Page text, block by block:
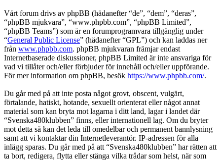
Vårt forum drivs av phpBB (hädanefter “de”, “dem”, “deras”,
“phpBB mjukvara”, “www.phpbb.com”, “phpBB Limited”,
“phpBB Teams”) som är en forumprogramvara tillgänglig under
“General Public License” (hädanefter “GPL”) och kan laddas ner
från www.phpbb.com. phpBB mjukvaran främjar endast
Internetbaserade diskussioner, phpBB Limited är inte ansvariga för
vad vi tillåter och/eller förbjuder för innehåll och/eller uppförande.
För mer information om phpBB, besök https://www.phpbb.com/.
Du går med på att inte posta något grovt, obscent, vulgärt,
förtalande, hatiskt, hotande, sexuellt orienterat eller något annat
material som kan bryta mot lagarna i ditt land, lagar i landet där
“Svenska480klubben” finns, eller internationell lag. Om du bryter
mot detta så kan det leda till omedelbar och permanent bannlysning
samt att vi kontaktar din Internetleverantör. IP-adressen för alla
inlägg sparas. Du går med på att “Svenska480klubben” har rätten att
ta bort, redigera, flytta eller stänga vilka trådar som helst, när som